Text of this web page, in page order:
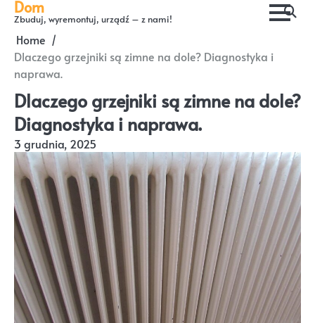
Skip
content
Dom
Zbuduj, wyremontuj, urządź – z nami!
Home
Dlaczego grzejniki są zimne na dole? Diagnostyka i
naprawa.
Dlaczego grzejniki są zimne na dole?
Diagnostyka i naprawa.
3 grudnia, 2025